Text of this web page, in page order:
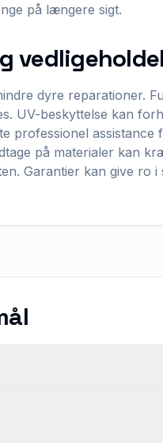
på længere sigt.
dyre reparationer.
UV-beskyttelse kan
professionel assistance
på materialer kan
Garantier kan give ro i